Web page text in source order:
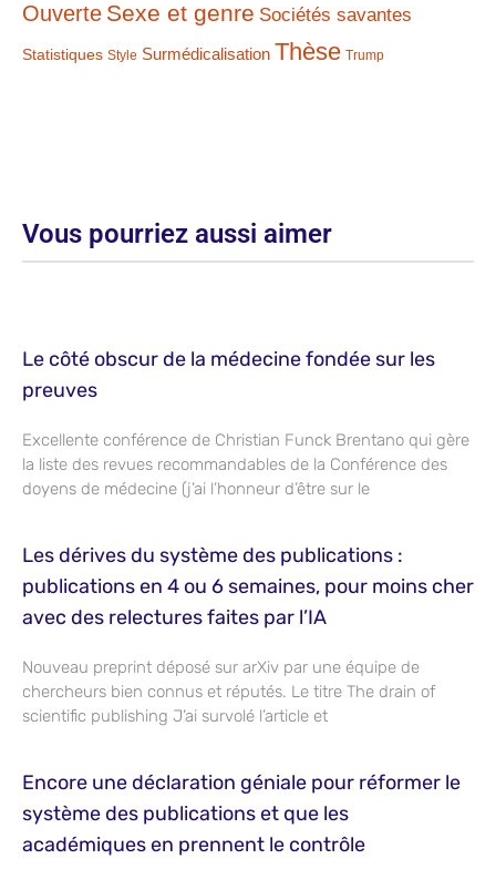
Ouverte Sexe et genre Sociétés savantes
Statistiques Style Surmédicalisation Thèse Trump
Vous pourriez aussi aimer
Le côté obscur de la médecine fondée sur les
preuves
Excellente conférence de Christian Funck Brentano qui gère
la liste des revues recommandables de la Conférence des
doyens de médecine (j’ai l’honneur d’être sur le
Les dérives du système des publications :
publications en 4 ou 6 semaines, pour moins cher
avec des relectures faites par l’IA
Nouveau preprint déposé sur arXiv par une équipe de
chercheurs bien connus et réputés. Le titre The drain of
scientific publishing J’ai survolé l’article et
Encore une déclaration géniale pour réformer le
système des publications et que les
académiques en prennent le contrôle